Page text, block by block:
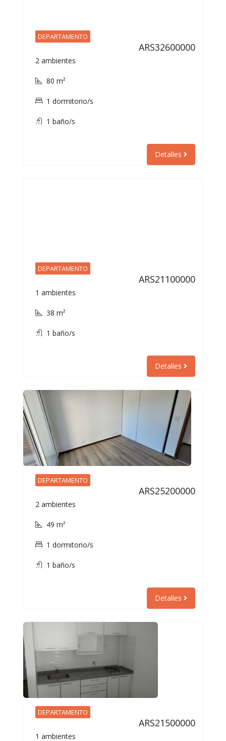
DEPARTAMENTO
ARS32600000
2 ambientes
80 m²
1 dormitorio/s
1 baño/s
Detalles
DEPARTAMENTO
ARS21100000
1 ambientes
38 m²
1 baño/s
Detalles
DEPARTAMENTO
ARS25200000
2 ambientes
49 m²
1 dormitorio/s
1 baño/s
Detalles
DEPARTAMENTO
ARS21500000
1 ambientes